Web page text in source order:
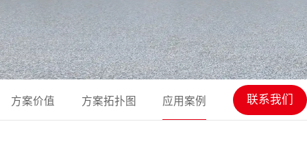
方案价值 方案拓扑图 应用案例 联系我们